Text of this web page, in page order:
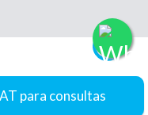
para consultas